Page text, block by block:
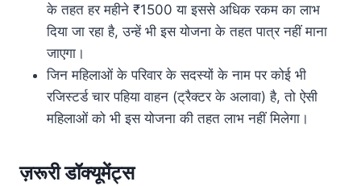
के तहत हर महीने ₹1500 या इससे अधिक रकम का लाभ
दिया जा रहा है, उन्हें भी इस योजना के तहत पात्र नहीं माना
जाएगा।
जिन महिलाओं के परिवार के सदस्यों के नाम पर कोई भी
रजिस्टर्ड चार पहिया वाहन (ट्रैक्टर के अलावा) है, तो ऐसी
महिलाओं को भी इस योजना की तहत लाभ नहीं मिलेगा।
ज़रूरी डॉक्यूमेंट्स